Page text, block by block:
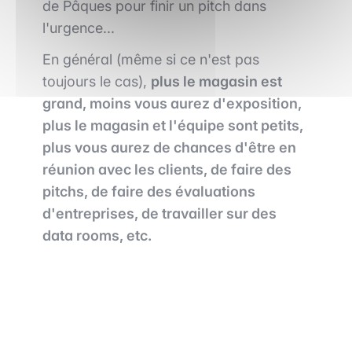
de Pâques pour finir un pitch dans
l'urgence...
En général (même si ce n'est pas
toujours le cas), plus le magasin est
grand, moins vous aurez d'exposition,
plus le magasin et l'équipe sont petits,
plus vous aurez de chances d'être en
réunion avec les clients, de faire des
pitchs, de faire des évaluations
d'entreprises, de travailler sur des
data rooms, etc.